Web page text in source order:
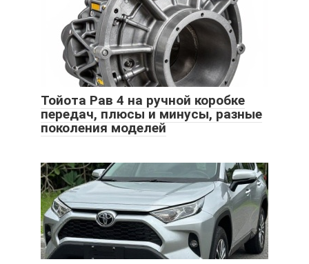
Тойота Рав 4 на ручной коробке
передач, плюсы и минусы, разные
поколения моделей